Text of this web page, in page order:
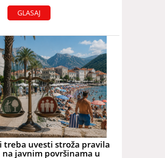
GLASAJ
treba uvesti stroža pravila
na javnim površinama u